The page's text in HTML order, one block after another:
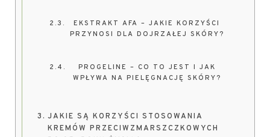
EKSTRAKT AFA – JAKIE KORZYŚCI
PRZYNOSI DLA DOJRZAŁEJ SKÓRY?
PROGELINE – CO TO JEST I JAK
WPŁYWA NA PIELĘGNACJĘ SKÓRY?
JAKIE SĄ KORZYŚCI STOSOWANIA
KREMÓW PRZECIWZMARSZCZKOWYCH